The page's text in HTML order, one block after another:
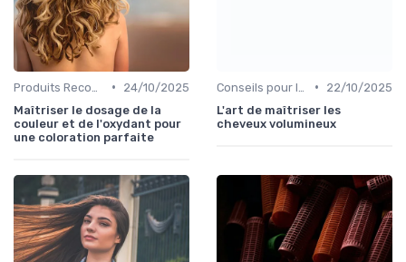
•
24/10/2025
Maîtriser le dosage de la
couleur et de l'oxydant pour
une coloration parfaite
•
22/10/2025
L'art de maîtriser les
cheveux volumineux